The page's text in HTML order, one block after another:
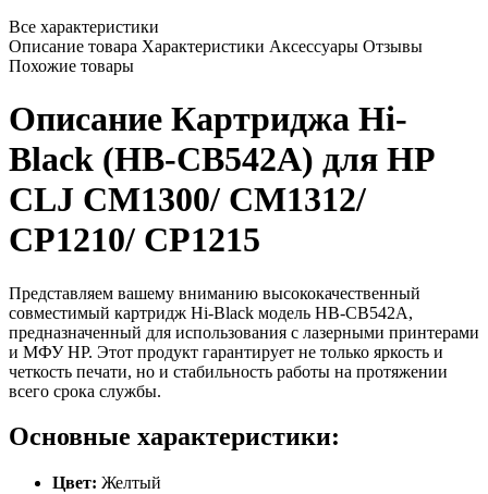
Все характеристики
Описание товара Характеристики Аксессуары Отзывы
Похожие товары
Описание Картриджа Hi-
Black (HB-CB542A) для HP
CLJ CM1300/ CM1312/
CP1210/ CP1215
Представляем вашему вниманию высококачественный
совместимый картридж Hi-Black модель HB-CB542A,
предназначенный для использования с лазерными принтерами
и МФУ HP. Этот продукт гарантирует не только яркость и
четкость печати, но и стабильность работы на протяжении
всего срока службы.
Основные характеристики:
Цвет: Желтый